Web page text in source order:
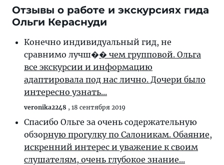
Отзывы о работе и экскурсиях гида
Ольги Кераснуди
Конечно индивидуальный гид, не
сравнимо лучш�� чем групповой. Ольга
все экскурсии и информацию
адаптировала под нас лично. Дочери было
интересно узнать...
veronika2248 , 18 сентября 2019
Спасибо Ольге за очень содержательную
обзорную прогулку по Салоникам. Обаяние,
искренний интерес и уважение к своим
слушателям, очень глубокое знание...